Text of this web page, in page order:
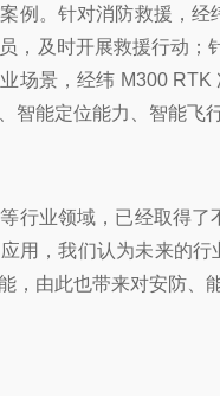
例。针对消防救援，
，及时开展救援行动
场景，经纬 M300
智能定位能力、智能
行业领域，已经取得
用，我们认为未来的
，由此也带来对安防